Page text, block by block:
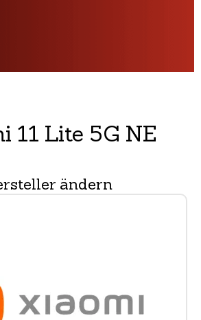
11 Lite 5G NE
ändern